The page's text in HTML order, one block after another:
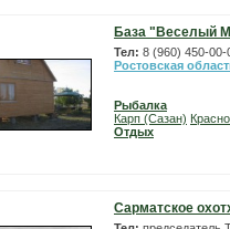
База "Веселый
Тел: 8 (960) 450-00-
Ростовская
Рыбалка
Карп (Сазан)
Отдых
Сарматское